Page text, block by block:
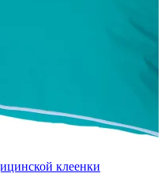
клеенки